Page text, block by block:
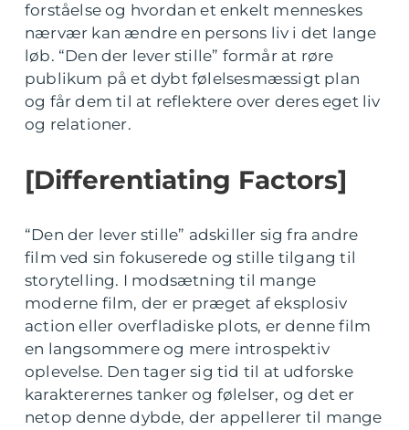
forståelse og hvordan et enkelt menneskes
nærvær kan ændre en persons liv i det lange
løb. “Den der lever stille” formår at røre
publikum på et dybt følelsesmæssigt plan
og får dem til at reflektere over deres eget liv
og relationer.
[Differentiating Factors]
“Den der lever stille” adskiller sig fra andre
film ved sin fokuserede og stille tilgang til
storytelling. I modsætning til mange
moderne film, der er præget af eksplosiv
action eller overfladiske plots, er denne film
en langsommere og mere introspektiv
oplevelse. Den tager sig tid til at udforske
karakterernes tanker og følelser, og det er
netop denne dybde, der appellerer til mange